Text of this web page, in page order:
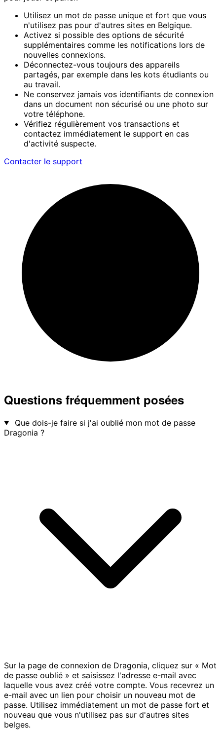
Utilisez un mot de passe unique et fort que vous
n'utilisez pas pour d'autres sites en Belgique.
Activez si possible des options de sécurité
supplémentaires comme les notifications lors de
nouvelles connexions.
Déconnectez-vous toujours des appareils
partagés, par exemple dans les kots étudiants ou
au travail.
Ne conservez jamais vos identifiants de connexion
dans un document non sécurisé ou une photo sur
votre téléphone.
Vérifiez régulièrement vos transactions et
contactez immédiatement le support en cas
d'activité suspecte.
Contacter le support
Questions fréquemment posées
Que dois-je faire si j'ai oublié mon mot de passe
Dragonia ?
Sur la page de connexion de Dragonia, cliquez sur « Mot
de passe oublié » et saisissez l'adresse e-mail avec
laquelle vous avez créé votre compte. Vous recevrez un
e-mail avec un lien pour choisir un nouveau mot de
passe. Utilisez immédiatement un mot de passe fort et
nouveau que vous n'utilisez pas sur d'autres sites
belges.